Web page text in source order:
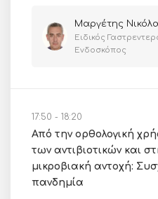
Μαργέτης
Ειδικός
Ενδοσκόπος
17:50 - 18:20
Από την ορθολογική
των αντιβιοτικών και
μικροβιακή αντοχή:
πανδημία